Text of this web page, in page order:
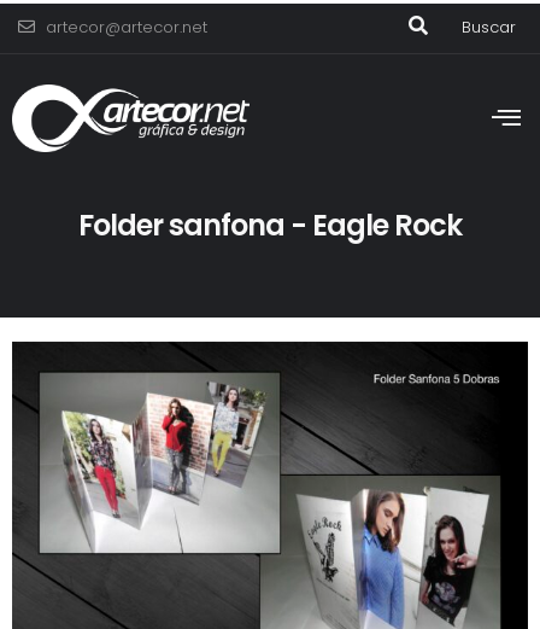
artecor@artecor.net Buscar
Folder sanfona - Eagle Rock